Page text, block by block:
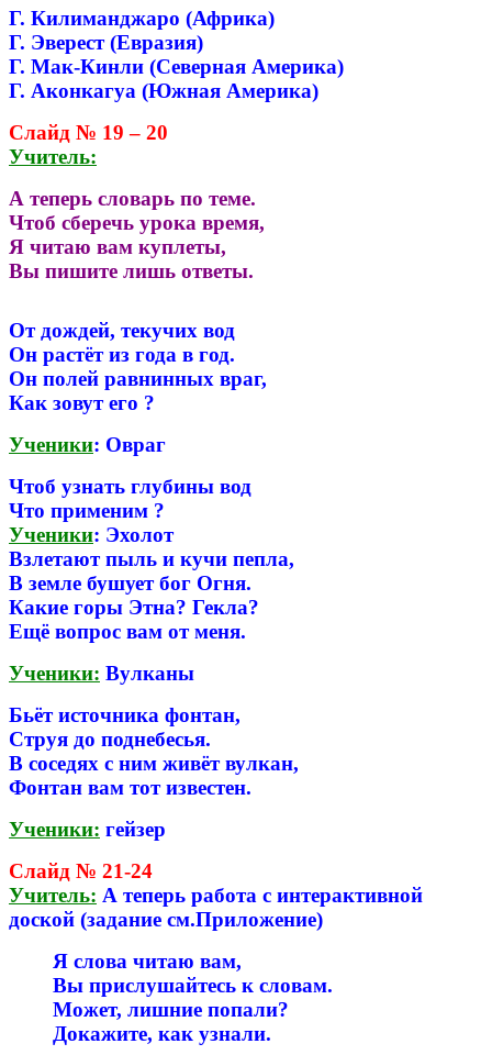
Г. Килиманджаро (Африка)
Г. Эверест (Евразия)
Г. Мак-Кинли (Северная Америка)
Г. Аконкагуа (Южная Америка)
Слайд № 19 – 20
Учитель:
А теперь словарь по теме.
Чтоб сберечь урока время,
Я читаю вам куплеты,
Вы пишите лишь ответы.
От дождей, текучих вод
Он растёт из года в год.
Он полей равнинных враг,
Как зовут его ?
Ученики: Овраг
Чтоб узнать глубины вод
Что применим ?
Ученики: Эхолот
Взлетают пыль и кучи пепла,
В земле бушует бог Огня.
Какие горы Этна? Гекла?
Ещё вопрос вам от меня.
Ученики: Вулканы
Бьёт источника фонтан,
Струя до поднебесья.
В соседях с ним живёт вулкан,
Фонтан вам тот известен.
Ученики: гейзер
Слайд № 21-24
Учитель: А теперь работа с интерактивной
доской (задание см.Приложение)
Я слова читаю вам,
Вы прислушайтесь к словам.
Может, лишние попали?
Докажите, как узнали.